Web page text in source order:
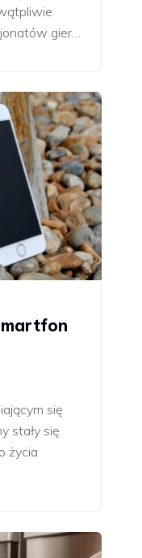
gier…
się
stały się
życia